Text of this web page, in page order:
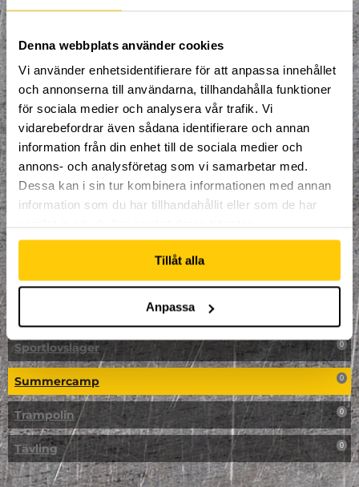
Denna webbplats använder cookies
Vi använder enhetsidentifierare för att anpassa innehållet
och annonserna till användarna, tillhandahålla funktioner
för sociala medier och analysera vår trafik. Vi
vidarebefordrar även sådana identifierare och annan
information från din enhet till de sociala medier och
annons- och analysföretag som vi samarbetar med.
Dessa kan i sin tur kombinera informationen med annan
information som du har tillhandahållit eller som de har
Tillåt alla
Anpassa
Klättring
LAN
Multisport
Mässa
NPF-Träning
Parkour
Påsk på Dome
Påsklovsläger 0
Skateboard 0
Sportlovsläger 0
Summercamp 0
Trampolin 0
Tävling 0